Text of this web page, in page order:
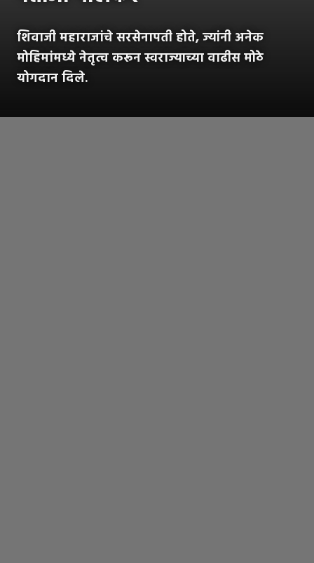
शिवाजी महाराजांचे सरसेनापती होते, ज्यांनी अनेक
मोहिमांमध्ये नेतृत्व करून स्वराज्याच्या वाढीस मोठे
योगदान दिले.